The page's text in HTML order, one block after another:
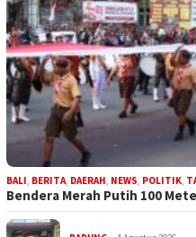
BALI, BERITA, DAERAH, NEWS, POLITIK,
Bendera Merah Putih 100